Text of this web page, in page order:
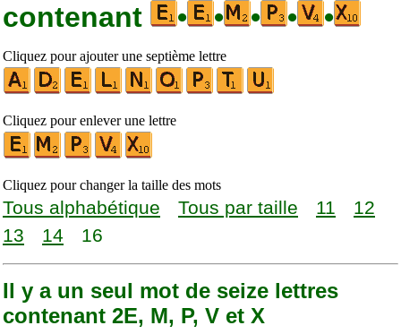
contenant
• • • • •
Cliquez pour ajouter une septième lettre
Cliquez pour enlever une lettre
Cliquez pour changer la taille des mots
Tous alphabétique Tous par taille 11
12
13
14 16
Il y a un seul mot de seize lettres
contenant 2E, M, P, V et X